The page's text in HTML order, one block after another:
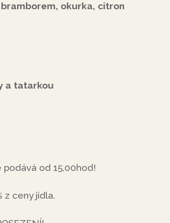
okurka, citron
a tatarkou
podává od 15,00hod!
z ceny jídla.